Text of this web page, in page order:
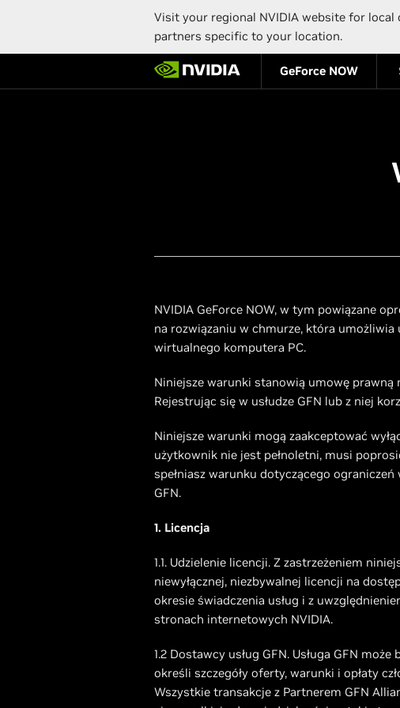
Visit your regional NVIDIA website for
partners specific to your location.
main
GeForce NOW
NVIDIA GeForce NOW, w tym powiązane
na rozwiązaniu w chmurze, która
wirtualnego komputera PC.
Niniejsze warunki stanowią umowę prawną
Rejestrując się w usłudze GFN lub z niej
Niniejsze warunki mogą zaakceptować
użytkownik nie jest pełnoletni, musi
spełniasz warunku dotyczącego
GFN.
1. Licencja
1.1. Udzielenie licencji. Z zastrzeżeniem
niewyłącznej, niezbywalnej licencji na
okresie świadczenia usług i z
stronach internetowych NVIDIA.
1.2 Dostawcy usług GFN. Usługa GFN
określi szczegóły oferty, warunki i opłaty
Wszystkie transakcje z Partnerem GFN